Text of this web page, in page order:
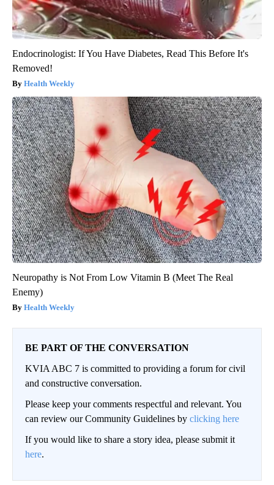
Endocrinologist: If You Have Diabetes, Read This Before It's
Removed!
Health Weekly
Neuropathy is Not From Low Vitamin B (Meet The Real
Enemy)
Health Weekly
BE PART OF THE CONVERSATION
KVIA ABC 7 is committed to providing a forum for civil
and constructive conversation.
Please keep your comments respectful and relevant. You
can review our Community Guidelines by clicking here
If you would like to share a story idea, please submit it
here.